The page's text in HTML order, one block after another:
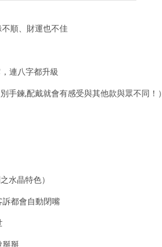
順、財運也不佳
連八字都升級
手鍊,配戴就會有感受與其他款與眾不同！）
水晶特色）
都會自動閉嘴
掰掰